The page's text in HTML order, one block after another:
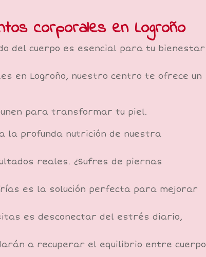
corporales en Logroño
del cuerpo es esencial para tu bienestar
en Logroño, nuestro centro te ofrece un
para transformar tu piel.
la profunda nutrición de nuestra
reales. ¿Sufres de piernas
es la solución perfecta para mejorar
es desconectar del estrés diario,
a recuperar el equilibrio entre cuerpo